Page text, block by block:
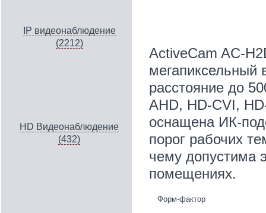
IP видеонаблюдение
(2212)
HD Видеонаблюдение
(432)
ActiveCam AC-
мегапиксельный
расстояние до
AHD, HD-CVI,
оснащена ИК-
порог рабочих
чему допустима
помещениях.
Форм-фактор